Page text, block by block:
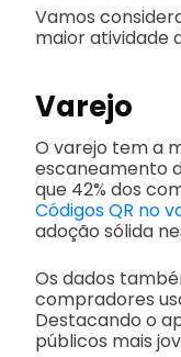
Vamos
maior atividade
Varejo
O varejo tem a
escaneamento
que 42% dos
Códigos QR no
adoção sólida
Os dados
compradores
Destacando o
públicos mais